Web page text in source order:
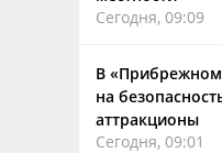
Сегодня, 09:09
В
на
аттракционы
Сегодня, 09:01